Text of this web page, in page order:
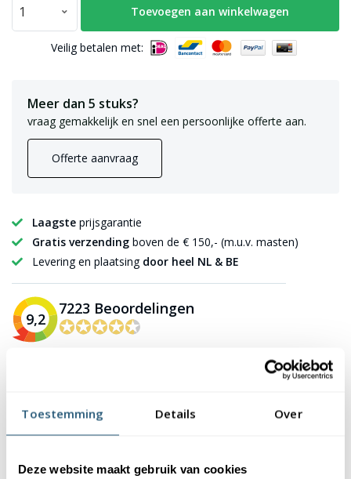
Toestemming Details Over
Deze website maakt gebruik van cookies
Toevoegen aan winkelwagen
Veilig betalen met:
Meer dan 5 stuks?
vraag gemakkelijk en snel een persoonlijke offerte aan.
Offerte aanvraag
Laagste prijsgarantie
Gratis verzending boven de € 150,- (m.u.v. masten)
Levering en plaatsing door heel NL & BE
9,2
7223 Beoordelingen
✪✪✪✪✪
✪✪✪✪✪
Montage video
Gebruikers video’s
Documentatie
Veelgestelde vragen
Reviews